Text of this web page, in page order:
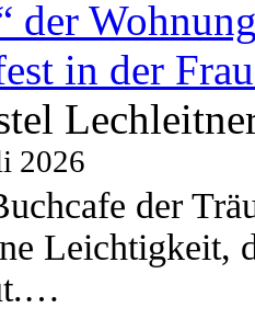
der
in der
2026
der
Leichtigkeit,